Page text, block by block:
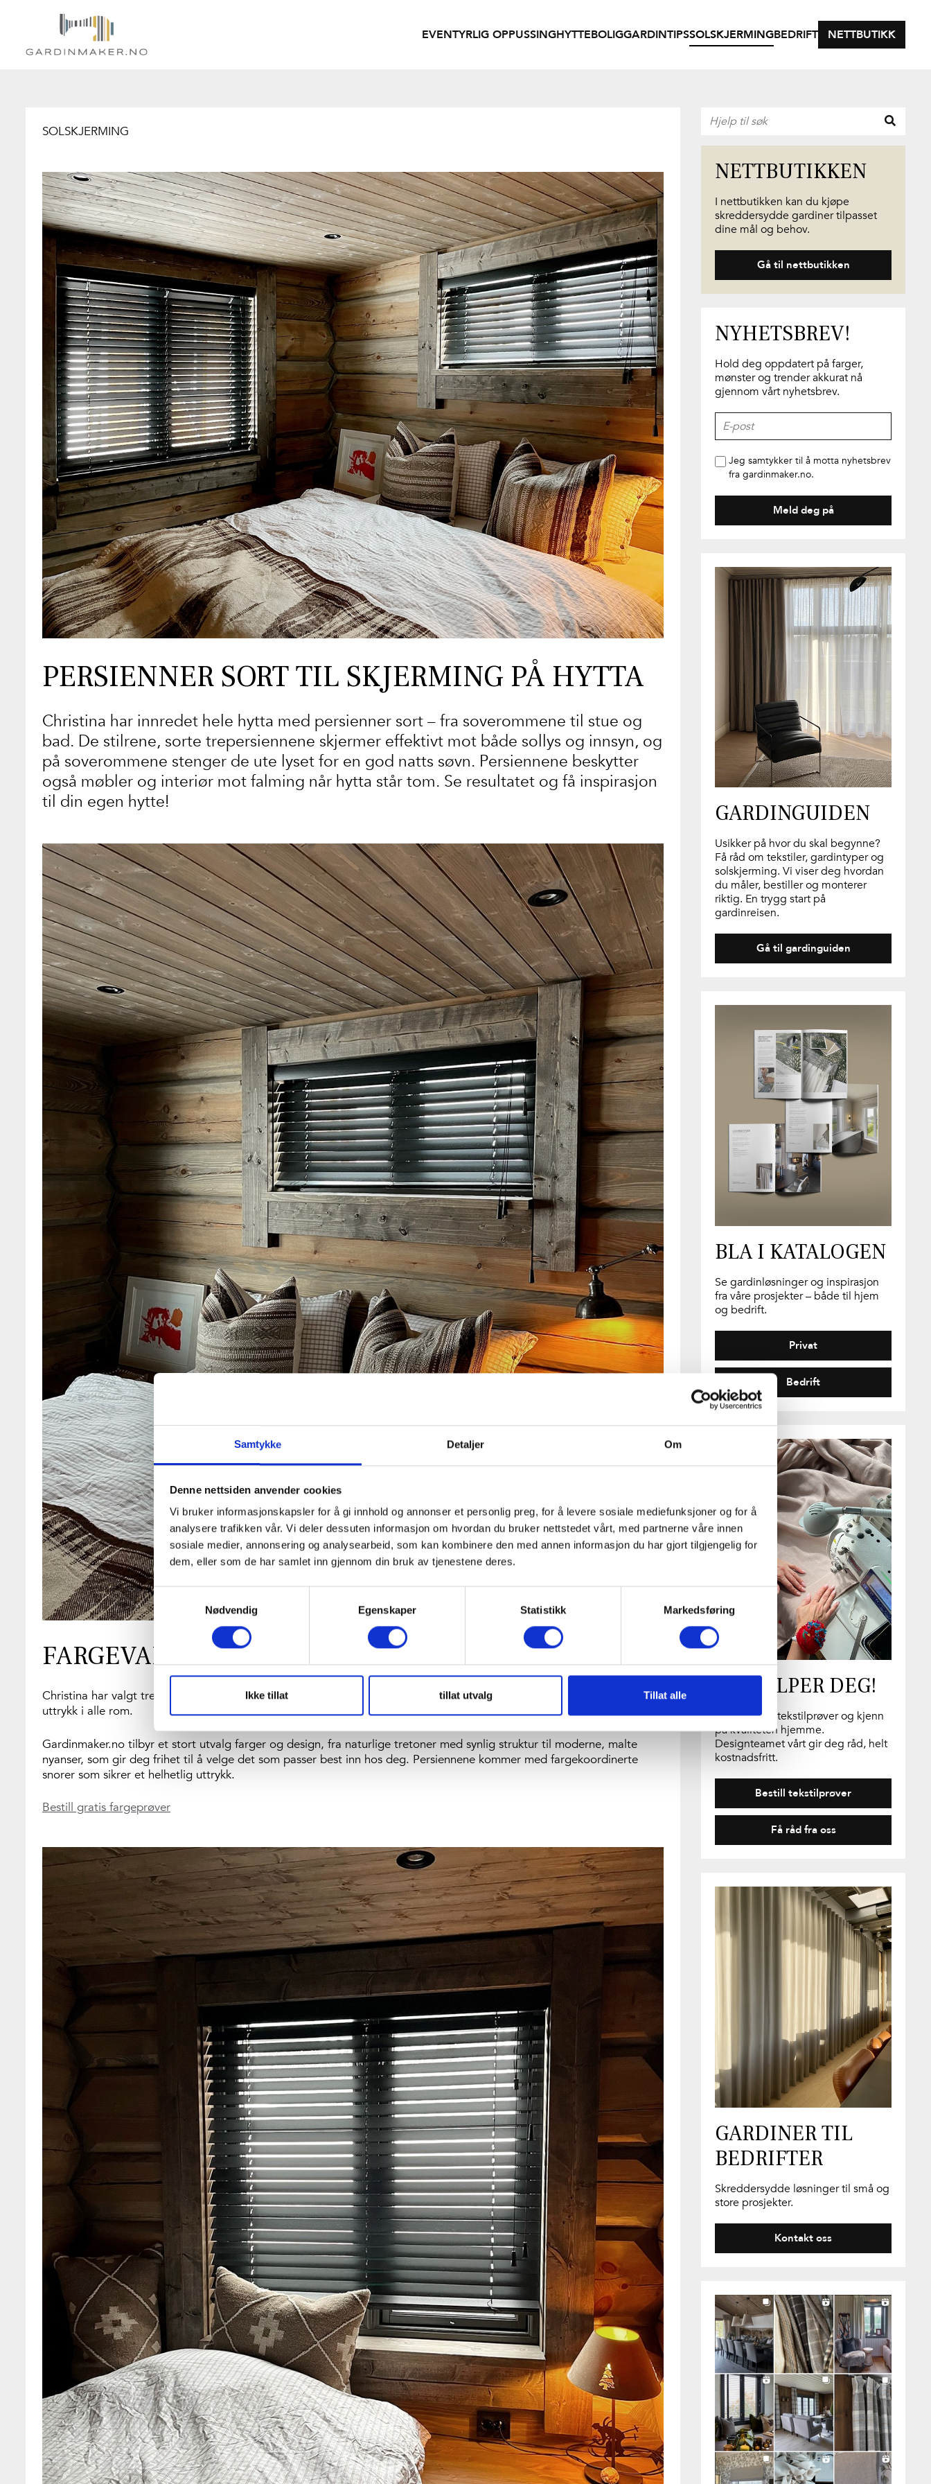
Samtykke Detaljer Om
Denne nettsiden anvender cookies
Vi bruker informasjonskapsler for å gi innhold og annonser et personlig preg, for å levere sosiale mediefunksjoner og for å
analysere trafikken vår. Vi deler dessuten informasjon om hvordan du bruker nettstedet vårt, med partnerne våre innen
sosiale medier, annonsering og analysearbeid, som kan kombinere den med annen informasjon du har gjort tilgjengelig for
dem, eller som de har samlet inn gjennom din bruk av tjenestene deres.
Samtykkevalg
Nødvendig
Egenskaper Statistikk Markedsføring
Ikke tillat tillat utvalg Tillat alle
EVENTYRLIG OPPUSSINGHYTTEBOLIGGARDINTIPSSOLSKJERMINGBEDRIFT NETTBUTIKK
SOLSKJERMING
PERSIENNER SORT TIL SKJERMING PÅ HYTTA
Christina har innredet hele hytta med persienner sort – fra soverommene til stue og
bad. De stilrene, sorte trepersiennene skjermer effektivt mot både sollys og innsyn, og
på soverommene stenger de ute lyset for en god natts søvn. Persiennene beskytter
også møbler og interiør mot falming når hytta står tom. Se resultatet og få inspirasjon
til din egen hytte!
FARGEVALG TIL TREPERSIENNER
Christina har valgt trepersienner i samme farge,
, til hele hytta, noe som skaper et helhetlig og rolig
uttrykk i alle rom.
Gardinmaker.no tilbyr et stort utvalg farger og design, fra naturlige tretoner med synlig struktur til moderne, malte
nyanser, som gir deg frihet til å velge det som passer best inn hos deg. Persiennene kommer med fargekoordinerte
snorer som sikrer et helhetlig uttrykk.
Bestill gratis fargeprøver
NETTBUTIKKEN
I nettbutikken kan du kjøpe
skreddersydde gardiner tilpasset
dine mål og behov.
Gå til nettbutikken
NYHETSBREV!
Hold deg oppdatert på farger,
mønster og trender akkurat nå
gjennom vårt nyhetsbrev.
Jeg samtykker til å motta nyhetsbrev
fra gardinmaker.no.
Meld deg på
GARDINGUIDEN
Usikker på hvor du skal begynne?
Få råd om tekstiler, gardintyper og
solskjerming. Vi viser deg hvordan
du måler, bestiller og monterer
riktig. En trygg start på
gardinreisen.
Gå til gardinguiden
BLA I KATALOGEN
Se gardinløsninger og inspirasjon
fra våre prosjekter – både til hjem
og bedrift.
Privat
Bedrift
VI HJELPER DEG!
Bestill gratis tekstilprøver og kjenn
på kvaliteten hjemme.
Designteamet vårt gir deg råd, helt
kostnadsfritt.
Bestill tekstilprøver
Få råd fra oss
GARDINER TIL
BEDRIFTER
Skreddersydde løsninger til små og
store prosjekter.
Kontakt oss